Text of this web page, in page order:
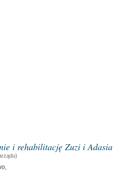
i rehabilitację Zuzi i Adasia